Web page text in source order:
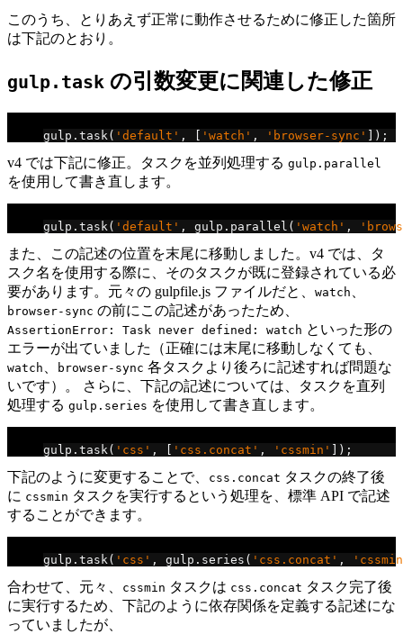
このうち、とりあえず正常に動作させるために修正した箇所
は下記のとおり。
gulp.task の引数変更に関連した修正
gulp . task( 'default' , 'watch' , 'browser-sync' ]);
v4 では下記に修正。タスクを並列処理する gulp.parallel
を使用して書き直します。
gulp . task( 'default' , gulp . parallel ( 'watch' ,
また、この記述の位置を末尾に移動しました。v4 では、タ
スク名を使用する際に、そのタスクが既に登録されている必
要があります。元々の gulpfile.js ファイルだと、 watch 、
browser-sync の前にこの記述があったため、
AssertionError: Task never defined: watch といった形の
エラーが出ていました（正確には末尾に移動しなくても、
watch 、 browser-sync 各タスクより後ろに記述すれば問題な
いです）。 さらに、下記の記述については、タスクを直列
処理する gulp.series を使用して書き直します。
gulp . task( 'css' , 'css.concat' , 'cssmin' ]);
下記のように変更することで、 css.concat タスクの終了後
に cssmin タスクを実行するという処理を、標準 API で記述
することができます。
gulp . task( 'css' , gulp . series ( 'css.concat' ,
合わせて、元々、 cssmin タスクは css.concat タスク完了後
に実行するため、下記のように依存関係を定義する記述にな
っていましたが、